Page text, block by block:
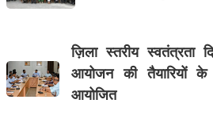
ज़िला स्तरीय स्वतंत्रता
आयोजन की तैयारियों
आयोजित